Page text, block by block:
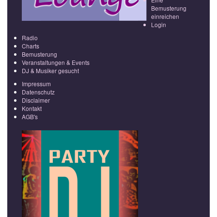
Bemusterung
einreichen
Login
Radio
Charts
Bemusterung
Veranstaltungen & Events
DJ & Musiker gesucht
Impressum
Datenschutz
Disclaimer
Kontakt
AGB's